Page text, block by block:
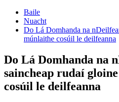
Baile
Nuacht
Do Lá Domhanda na
múnlaithe cosúil le deilfeanna
Do Lá Domhanda na
saincheap rudaí
cosúil le deilfeanna